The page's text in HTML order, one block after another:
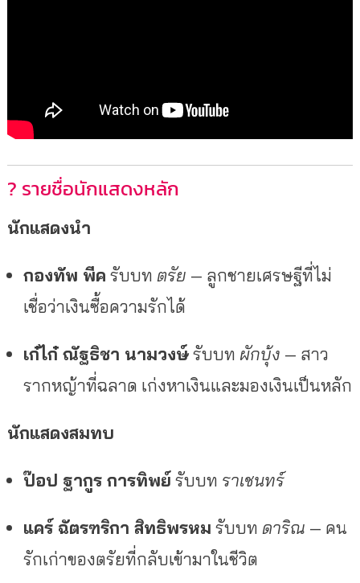
? รายชื่อนักแสดงหลัก
นักแสดงนำ
กองทัพ พีค รับบท ตรัย — ลูกชายเศรษฐีที่ไม่
เชื่อว่าเงินซื้อความรักได้
เก๋ไก๋ ณัฐธิชา นามวงษ์รับบท ผักบุ้ง — สาว
รากหญ้าที่ฉลาด เก่งหาเงินและมองเงินเป็นหลัก
นักแสดงสมทบ
ป๊อป ฐากูร การทิพย์รับบท ราเชนทร์
แคร์ ฉัตรฑริกา สิทธิพรหม รับบท ดาริณ — คน
รักเก่าของตรัยที่กลับเข้ามาในชีวิต